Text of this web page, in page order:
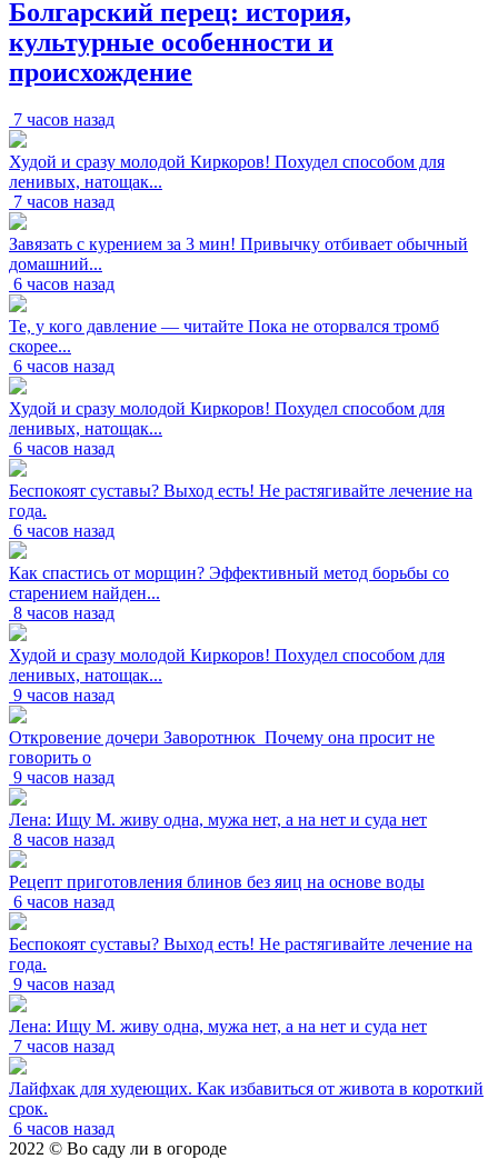
Болгарский перец: история,
культурные особенности и
происхождение
7 часов назад
Худой и сразу молодой Киркоров! Похудел способом для
ленивых, натощак...
7 часов назад
Завязать с курением за 3 мин! Привычку отбивает обычный
домашний...
6 часов назад
Те, у кого давление — читайте Пока не оторвался тромб
скорее...
6 часов назад
Худой и сразу молодой Киркоров! Похудел способом для
ленивых, натощак...
6 часов назад
Беспокоят суставы? Выход есть! Не растягивайте лечение на
года.
6 часов назад
Как спастись от морщин? Эффективный метод борьбы со
старением найден...
8 часов назад
Худой и сразу молодой Киркоров! Похудел способом для
ленивых, натощак...
9 часов назад
Откровение дочери Заворотнюк_Почему она просит не
говорить о
9 часов назад
Лена: Ищу М. живу одна, мужа нет, а на нет и суда нет
8 часов назад
Рецепт приготовления блинов без яиц на основе воды
6 часов назад
Беспокоят суставы? Выход есть! Не растягивайте лечение на
года.
9 часов назад
Лена: Ищу М. живу одна, мужа нет, а на нет и суда нет
7 часов назад
Лайфхак для худеющих. Как избавиться от живота в короткий
срок.
6 часов назад
2022 © Во саду ли в огороде